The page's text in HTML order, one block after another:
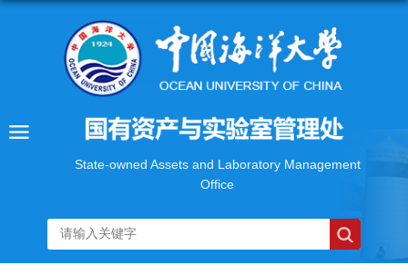
State-owned Assets and Laboratory Management
Office